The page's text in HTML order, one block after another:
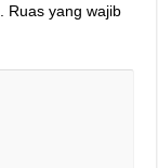
Ruas yang wajib